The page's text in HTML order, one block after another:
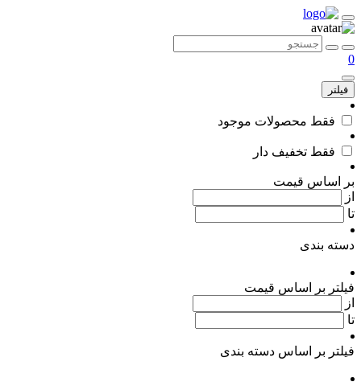
0
فیلتر
فقط محصولات موجود
فقط تخفیف دار
بر اساس قیمت
از
تا
دسته بندی
فیلتر بر اساس قیمت
از
تا
فیلتر بر اساس دسته بندی